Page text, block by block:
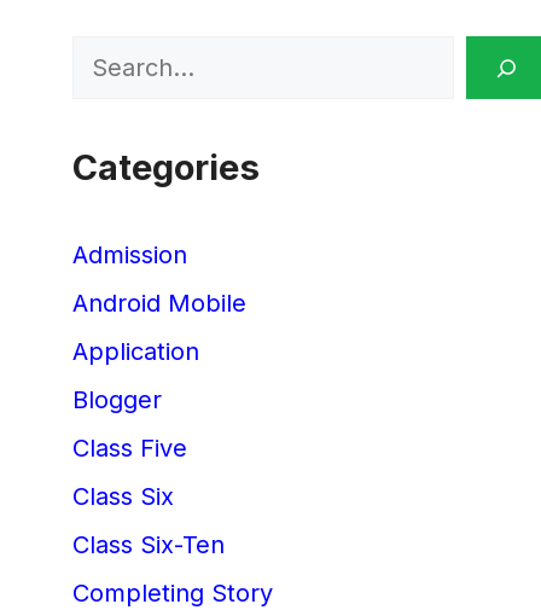
Search
Categories
Admission
Android Mobile
Application
Blogger
Class Five
Class Six
Class Six-Ten
Completing Story